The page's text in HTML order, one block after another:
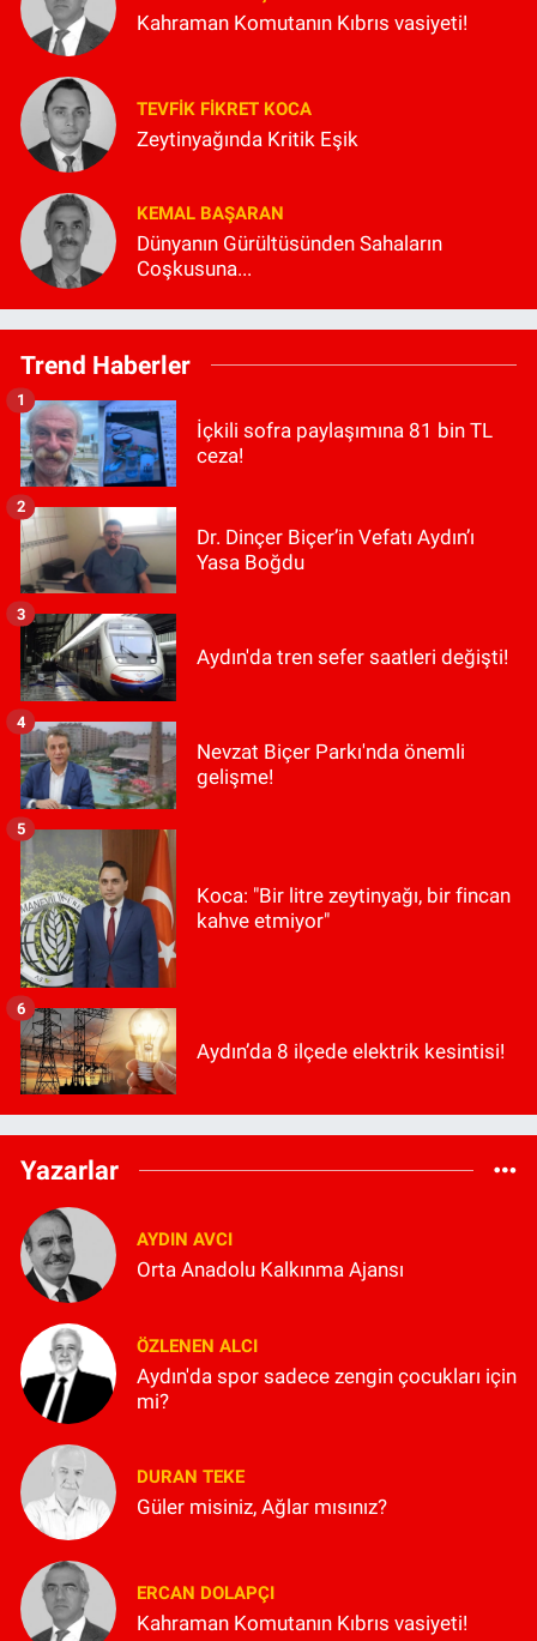
Kahraman Komutanın Kıbrıs vasiyeti!
TEVFIK FIKRET KOCA
Zeytinyağında Kritik Eşik
KEMAL BAŞARAN
Dünyanın Gürültüsünden Sahaların
Coşkusuna...
Trend Haberler
İçkili sofra paylaşımına 81 bin TL
ceza!
1
Dr. Dinçer Biçer’in Vefatı Aydın’ı
Yasa Boğdu
2
Aydın'da tren sefer saatleri değişti!
3
Nevzat Biçer Parkı'nda önemli
gelişme!
4
Koca: "Bir litre zeytinyağı, bir fincan
kahve etmiyor"
5
Aydın’da 8 ilçede elektrik kesintisi!
6
Yazarlar
AYDIN AVCI
Orta Anadolu Kalkınma Ajansı
ÖZLENEN ALCI
Aydın'da spor sadece zengin çocukları için
mi?
DURAN TEKE
Güler misiniz, Ağlar mısınız?
ERCAN DOLAPÇI
Kahraman Komutanın Kıbrıs vasiyeti!